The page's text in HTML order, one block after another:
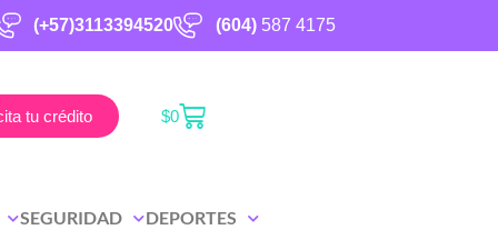
(+57)3113394520 (604)587 4175
tu crédito $0
SEGURIDAD DEPORTES